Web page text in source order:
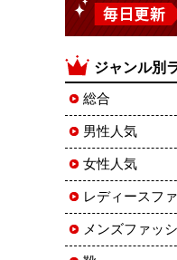
ジャンル別
総合
男性人気
女性人気
レディースフ
メンズファッ